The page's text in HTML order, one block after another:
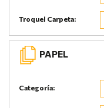
Troquel Carpeta:
PAPEL
Categoría: